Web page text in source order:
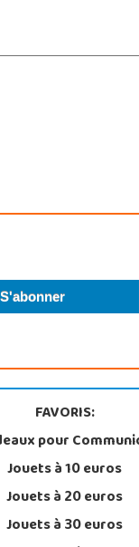
FAVORIS:
pour
Jouets à 10 euros
Jouets à 20 euros
Jouets à 30 euros